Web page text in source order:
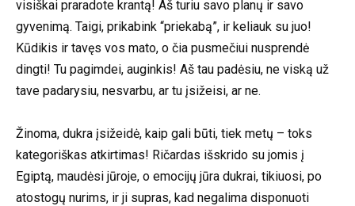
visiškai praradote krantą! Aš turiu savo planų ir savo
gyvenimą. Taigi, prikabink “priekabą”, ir keliauk su juo!
Kūdikis ir tavęs vos mato, o čia pusmečiui nusprendė
dingti! Tu pagimdei, auginkis! Aš tau padėsiu, ne viską už
tave padarysiu, nesvarbu, ar tu įsižeisi, ar ne.
Žinoma, dukra įsižeidė, kaip gali būti, tiek metų – toks
kategoriškas atkirtimas! Ričardas išskrido su jomis į
Egiptą, maudėsi jūroje, o emocijų jūra dukrai, tikiuosi, po
atostogų nurims, ir ji supras, kad negalima disponuoti